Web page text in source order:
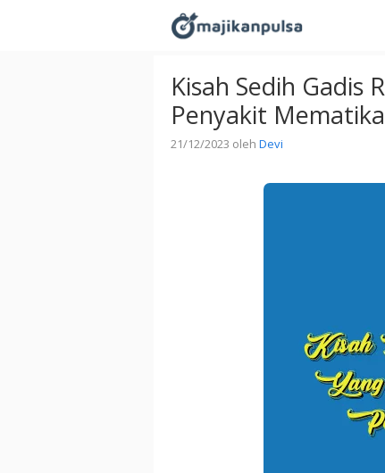
Kisah Sedih Gadis
Penyakit
21/12/2023 oleh Devi